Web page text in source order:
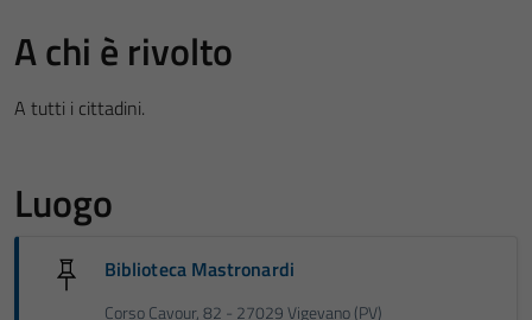
A chi è rivolto
A tutti i cittadini.
Luogo
Biblioteca Mastronardi
Corso Cavour, 82 - 27029 Vigevano (PV)